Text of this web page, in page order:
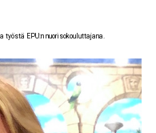
EPU:n nuorisokouluttajana.